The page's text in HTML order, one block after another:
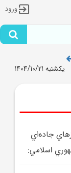
ورود
یکشنبه 1404/10/21
از مرزهاي جاده‌اي